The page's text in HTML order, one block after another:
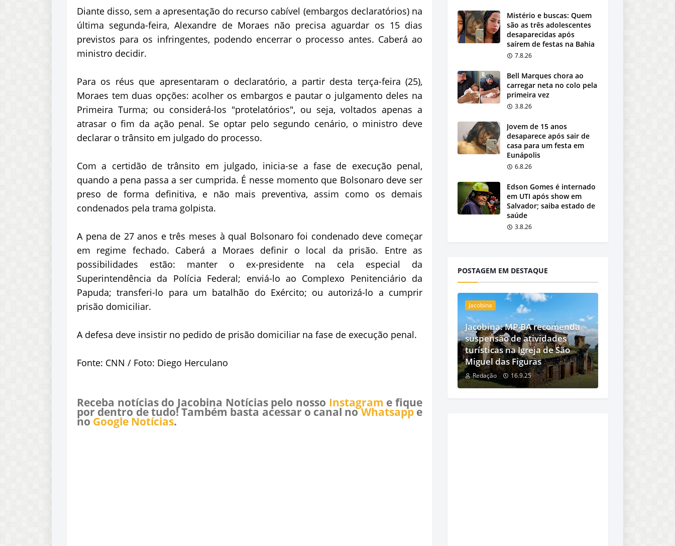
Diante disso, sem a apresentação do recurso cabível (embargos declaratórios) na
última segunda-feira, Alexandre de Moraes não precisa aguardar os 15 dias
previstos para os infringentes, podendo encerrar o processo antes. Caberá ao
ministro decidir.
Para os réus que apresentaram o declaratório, a partir desta terça-feira (25),
Moraes tem duas opções: acolher os embargos e pautar o julgamento deles na
Primeira Turma; ou considerá-los "protelatórios", ou seja, voltados apenas a
atrasar o fim da ação penal. Se optar pelo segundo cenário, o ministro deve
declarar o trânsito em julgado do processo.
Com a certidão de trânsito em julgado, inicia-se a fase de execução penal,
quando a pena passa a ser cumprida. É nesse momento que Bolsonaro deve ser
preso de forma definitiva, e não mais preventiva, assim como os demais
condenados pela trama golpista.
A pena de 27 anos e três meses à qual Bolsonaro foi condenado deve começar
em regime fechado. Caberá a Moraes definir o local da prisão. Entre as
possibilidades estão: manter o ex-presidente na cela especial da
Superintendência da Polícia Federal; enviá-lo ao Complexo Penitenciário da
Papuda; transferi-lo para um batalhão do Exército; ou autorizá-lo a cumprir
prisão domiciliar.
A defesa deve insistir no pedido de prisão domiciliar na fase de execução penal.
Fonte: CNN / Foto: Diego Herculano
Receba notícias do Jacobina Notícias pelo nosso Instagram e fique
por dentro de tudo! Também basta acessar o canal noWhatsappe
no Google Notícias.
Mistério e buscas: Quem
são as três adolescentes
desaparecidas após
saírem de festas na Bahia
7.8.26
Bell Marques chora ao
carregar neta no colo pela
primeira vez
3.8.26
Jovem de 15 anos
desaparece após sair de
casa para um festa em
Eunápolis
6.8.26
Edson Gomes é internado
em UTI após show em
Salvador; saiba estado de
saúde
3.8.26
POSTAGEM EM DESTAQUE
Jacobina
Jacobina: MP-BA recomenda
suspensão de atividades
turísticas na Igreja de São
Miguel das Figuras
Redação 16.9.25